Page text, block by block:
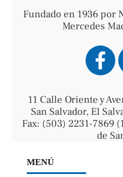
Fundado en 1936 por
Mercedes
11 Calle Oriente y
San Salvador, El
Fax: (503) 2231-7869
de
MENÚ